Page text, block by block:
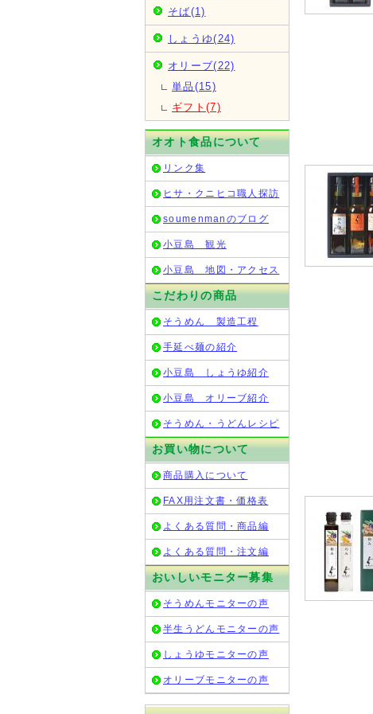
そば(1)
しょうゆ(24)
オリーブ(22)
単品(15)
ギフト(7)
オオト食品について
リンク集
ヒサ・クニヒコ職人探訪
soumenmanのブログ
小豆島 観光
小豆島 地図・アクセス
こだわりの商品
そうめん 製造工程
手延べ麺の紹介
小豆島 しょうゆ紹介
小豆島 オリーブ紹介
そうめん・うどんレシピ
お買い物について
商品購入について
FAX用注文書・価格表
よくある質問・商品編
よくある質問・注文編
おいしいモニター募集
そうめんモニターの声
半生うどんモニターの声
しょうゆモニターの声
オリーブモニターの声